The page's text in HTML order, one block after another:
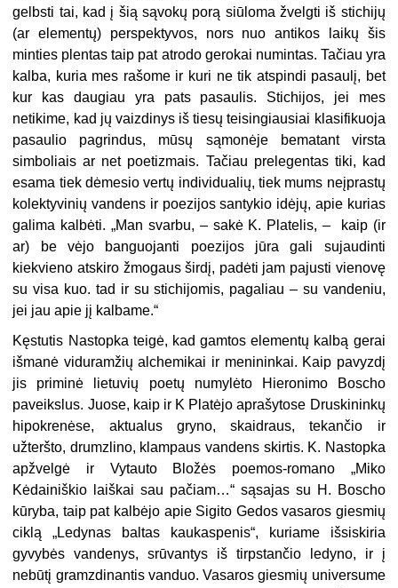
gelbsti tai, kad į šią sąvokų porą siūloma žvelgti iš stichijų
(ar elementų) perspektyvos, nors nuo antikos laikų šis
minties plentas taip pat atrodo gerokai numintas. Tačiau yra
kalba, kuria mes rašome ir kuri ne tik atspindi pasaulį, bet
kur kas daugiau yra pats pasaulis. Stichijos, jei mes
netikime, kad jų vaizdinys iš tiesų teisingiausiai klasifikuoja
pasaulio pagrindus, mūsų sąmonėje bematant virsta
simboliais ar net poetizmais. Tačiau prelegentas tiki, kad
esama tiek dėmesio vertų individualių, tiek mums neįprastų
kolektyvinių vandens ir poezijos santykio idėjų, apie kurias
galima kalbėti. „Man svarbu, – sakė K. Platelis, – kaip (ir
ar) be vėjo banguojanti poezijos jūra gali sujaudinti
kiekvieno atskiro žmogaus širdį, padėti jam pajusti vienovę
su visa kuo. tad ir su stichijomis, pagaliau – su vandeniu,
jei jau apie jį kalbame.“
Kęstutis Nastopka teigė, kad gamtos elementų kalbą gerai
išmanė viduramžių alchemikai ir menininkai. Kaip pavyzdį
jis priminė lietuvių poetų numylėto Hieronimo Boscho
paveikslus. Juose, kaip ir K Platėjo aprašytose Druskininkų
hipokrenėse, aktualus gryno, skaidraus, tekančio ir
užteršto, drumzlino, klampaus vandens skirtis. K. Nastopka
apžvelgė ir Vytauto Bložės poemos-romano „Miko
Kėdainiškio laiškai sau pačiam…“ sąsa­jas su H. Boscho
kūryba, taip pat kalbėjo apie Sigito Gedos vasaros giesmių
ciklą „Ledynas baltas kaukaspenis“, kuriame išsiskiria
gyvybės vandenys, srūvantys iš tirpstančio ledyno, ir į
nebūtį gramzdinantis vanduo. Vasaros giesmių universume